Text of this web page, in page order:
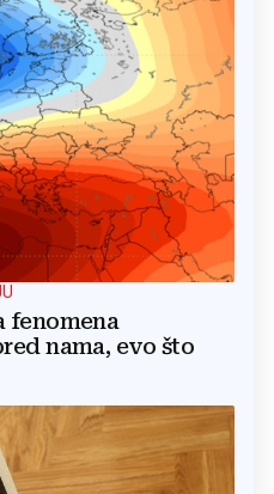
fenomena
nama, evo što